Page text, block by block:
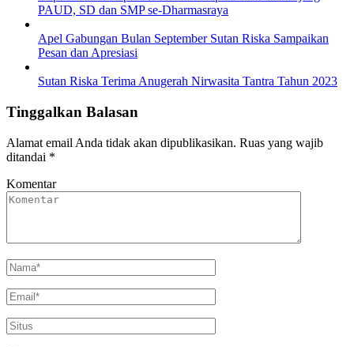
PAUD, SD dan SMP se-Dharmasraya
Apel Gabungan Bulan September Sutan Riska Sampaikan
Pesan dan Apresiasi
Sutan Riska Terima Anugerah Nirwasita Tantra Tahun 2023
Tinggalkan Balasan
Alamat email Anda tidak akan dipublikasikan. Ruas yang wajib
ditandai *
Komentar